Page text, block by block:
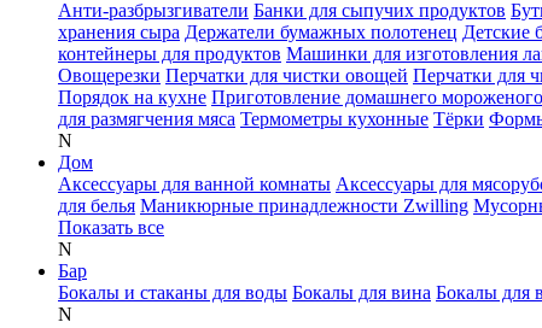
Анти-разбрызгиватели Банки для сыпучих продуктов
хранения сыра Держатели бумажных полотенец Детские
контейнеры для продуктов Машинки для изготовления
Овощерезки Перчатки для чистки овощей Перчатки для
Порядок на кухне Приготовление домашнего мороженого
для размягчения мяса Термометры кухонные Тёрки
N
Дом
Аксессуары для ванной комнаты Аксессуары для
для белья Маникюрные принадлежности Zwilling
Показать все
N
Бар
Бокалы и стаканы для воды Бокалы для вина Бокалы для
N